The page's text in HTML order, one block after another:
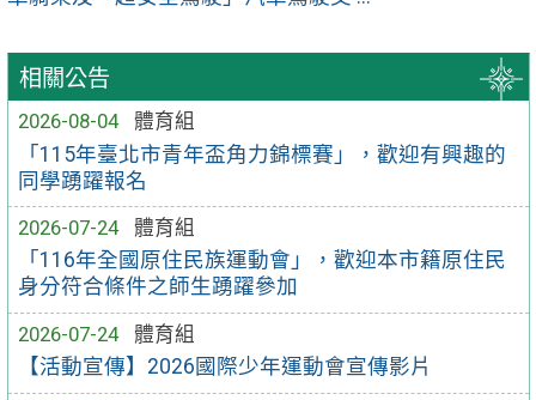
相關公告
2026-08-04
體育組
「115年臺北市青年盃角力錦標賽」，歡迎有興趣的
同學踴躍報名
2026-07-24
體育組
「116年全國原住民族運動會」，歡迎本市籍原住民
身分符合條件之師生踴躍參加
2026-07-24
體育組
【活動宣傳】2026國際少年運動會宣傳影片